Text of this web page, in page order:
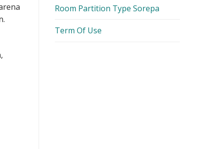
Room Partition Type Sorepa
Term Of Use